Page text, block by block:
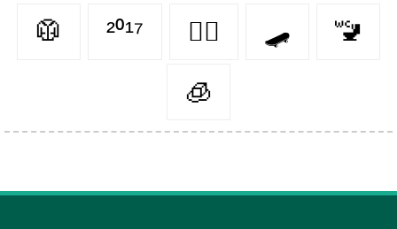
🥼 ²⁰¹⁷ 👨‍⚖️ 🛹 🚾
🧊